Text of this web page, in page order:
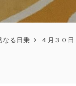
なる日乗 ４月３０日